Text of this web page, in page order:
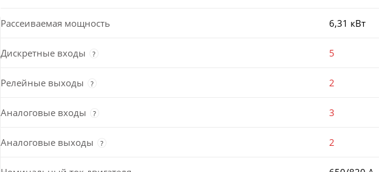
Рассеиваемая мощность 6,31 кВт
Дискретные входы ? 5
Релейные выходы ? 2
Аналоговые входы ? 3
Аналоговые выходы ? 2